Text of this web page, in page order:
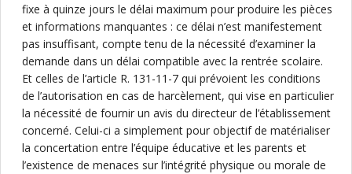
fixe à quinze jours le délai maximum pour produire les pièces
et informations manquantes : ce délai n’est manifestement
pas insuffisant, compte tenu de la nécessité d’examiner la
demande dans un délai compatible avec la rentrée scolaire.
Et celles de l’article R. 131-11-7 qui prévoient les conditions
de l’autorisation en cas de harcèlement, qui vise en particulier
la nécessité de fournir un avis du directeur de l’établissement
concerné. Celui-ci a simplement pour objectif de matérialiser
la concertation entre l’équipe éducative et les parents et
l’existence de menaces sur l’intégrité physique ou morale de